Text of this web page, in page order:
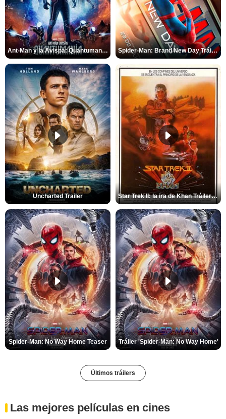
Ant-Man y la Avispa: Quantumanía Tráiler (2) Spider-Man: Brand New Day Tráiler (3)
Uncharted Trailer Star Trek II: la ira de Khan Tráiler VO
Spider-Man: No Way Home Teaser Tráiler 'Spider-Man: No Way Home'
Últimos tráilers
Las mejores películas en cines